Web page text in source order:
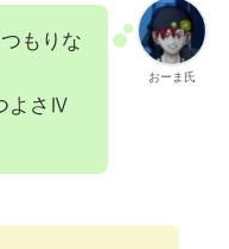
おーま氏
もりな
よさⅣ